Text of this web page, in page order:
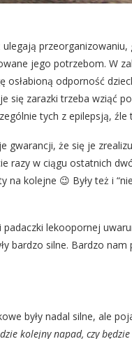
jego potrzebom. W
odporność
się zarazki trzeba wziąć
tych z epilepsją, źle
gwarancji, że się je
razy w ciągu ostatnich
kolejne 😉 Były też i
lekoopornej
bardzo silne. Bardzo
były nadal silne, ale
kolejny napad, czy